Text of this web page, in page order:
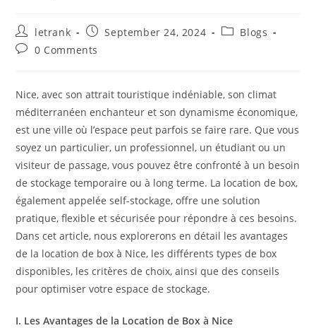
Post
author:
letrank
Post
published:
September 24, 2024
PostBlogs
Post0 Comments
Nice, avec son attrait touristique indéniable, son climat
méditerranéen enchanteur et son dynamisme économique,
est une ville où l’espace peut parfois se faire rare. Que vous
soyez un particulier, un professionnel, un étudiant ou un
visiteur de passage, vous pouvez être confronté à un besoin
de stockage temporaire ou à long terme. La location de box,
également appelée self-stockage, offre une solution
pratique, flexible et sécurisée pour répondre à ces besoins.
Dans cet article, nous explorerons en détail les avantages
de la location de box à Nice, les différents types de box
disponibles, les critères de choix, ainsi que des conseils
pour optimiser votre espace de stockage.
I. Les Avantages de la Location de Box à Nice